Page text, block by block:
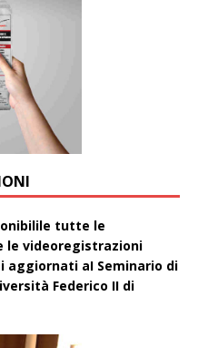
tutte le
le videoregistrazioni
aI Seminario di
Federico II di